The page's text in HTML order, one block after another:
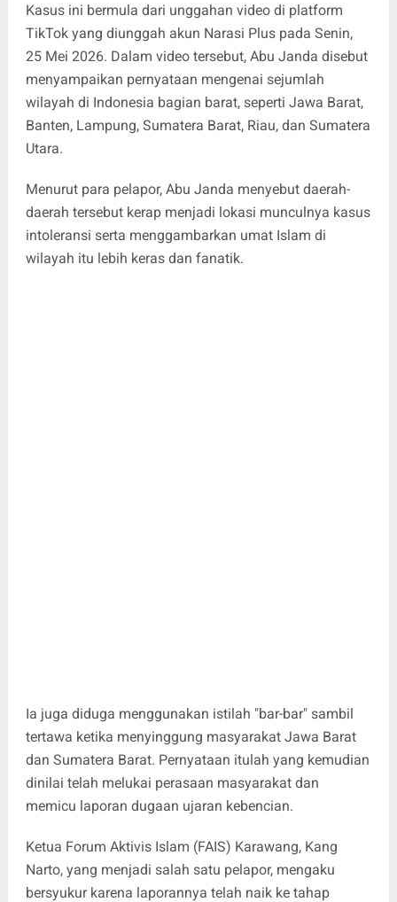
Kasus ini bermula dari unggahan video di platform
TikTok yang diunggah akun Narasi Plus pada Senin,
25 Mei 2026. Dalam video tersebut, Abu Janda disebut
menyampaikan pernyataan mengenai sejumlah
wilayah di Indonesia bagian barat, seperti Jawa Barat,
Banten, Lampung, Sumatera Barat, Riau, dan Sumatera
Utara.
Menurut para pelapor, Abu Janda menyebut daerah-
daerah tersebut kerap menjadi lokasi munculnya kasus
intoleransi serta menggambarkan umat Islam di
wilayah itu lebih keras dan fanatik.
Ia juga diduga menggunakan istilah "bar-bar" sambil
tertawa ketika menyinggung masyarakat Jawa Barat
dan Sumatera Barat. Pernyataan itulah yang kemudian
dinilai telah melukai perasaan masyarakat dan
memicu laporan dugaan ujaran kebencian.
Ketua Forum Aktivis Islam (FAIS) Karawang, Kang
Narto, yang menjadi salah satu pelapor, mengaku
bersyukur karena laporannya telah naik ke tahap